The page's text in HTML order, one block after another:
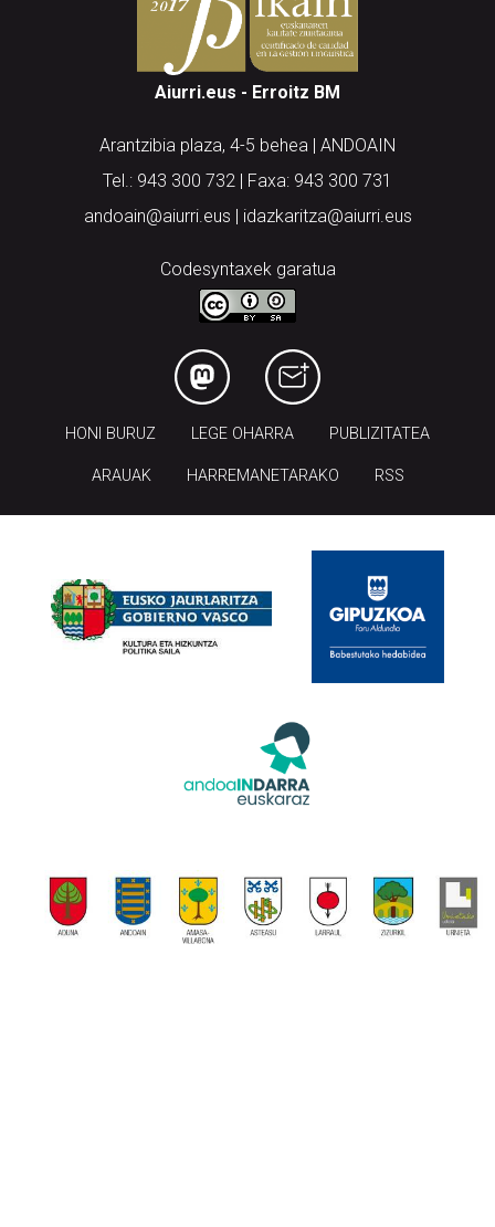
Aiurri.eus - Erroitz BM
Arantzibia plaza, 4-5 behea | ANDOAIN
Tel.: 943 300 732 | Faxa: 943 300 731
andoain@aiurri.eus | idazkaritza@aiurri.eus
Codesyntaxek garatua
HONI BURUZ LEGE OHARRA PUBLIZITATEA
ARAUAK HARREMANETARAKO RSS